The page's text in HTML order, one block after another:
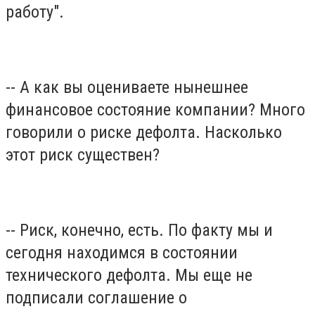
работу".
-- А как вы оцениваете нынешнее
финансовое состояние компании? Много
говорили о риске дефолта. Насколько
этот риск существен?
-- Риск, конечно, есть. По факту мы и
сегодня находимся в состоянии
технического дефолта. Мы еще не
подписали соглашение о